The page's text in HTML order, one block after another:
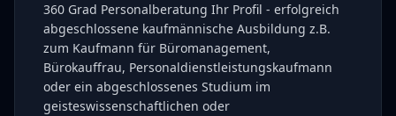
360 Grad Personalberatung Ihr Profil - erfolgreich
abgeschlossene kaufmännische Ausbildung z.B.
zum Kaufmann für Büromanagement,
Bürokauffrau, Personaldienstleistungskaufmann
oder ein abgeschlossenes Studium im
geisteswissenschaftlichen oder